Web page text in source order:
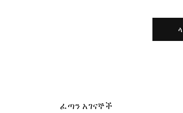
ፈጣን አገናኞች